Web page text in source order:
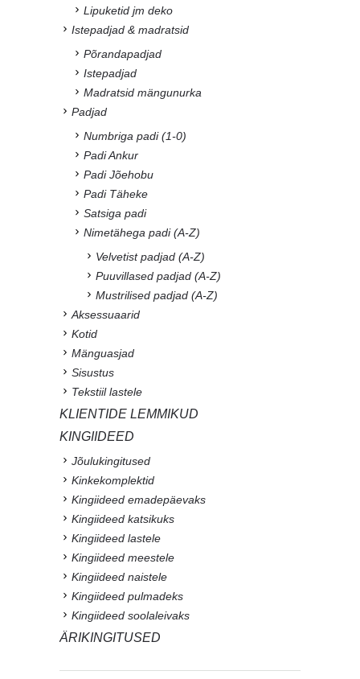
Lipuketid jm deko
Istepadjad & madratsid
Põrandapadjad
Istepadjad
Madratsid mängunurka
Padjad
Numbriga padi (1-0)
Padi Ankur
Padi Jõehobu
Padi Täheke
Satsiga padi
Nimetähega padi (A-Z)
Velvetist padjad (A-Z)
Puuvillased padjad (A-Z)
Mustrilised padjad (A-Z)
Aksessuaarid
Kotid
Mänguasjad
Sisustus
Tekstiil lastele
KLIENTIDE LEMMIKUD
KINGIIDEED
Jõulukingitused
Kinkekomplektid
Kingiideed emadepäevaks
Kingiideed katsikuks
Kingiideed lastele
Kingiideed meestele
Kingiideed naistele
Kingiideed pulmadeks
Kingiideed soolaleivaks
ÄRIKINGITUSED